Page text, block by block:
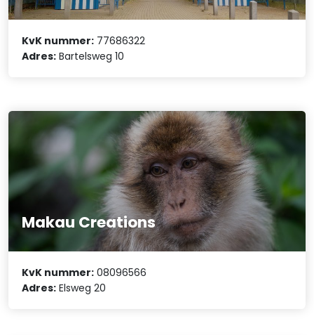
KvK nummer: 77686322
Adres: Bartelsweg 10
Makau Creations
KvK nummer: 08096566
Adres: Elsweg 20